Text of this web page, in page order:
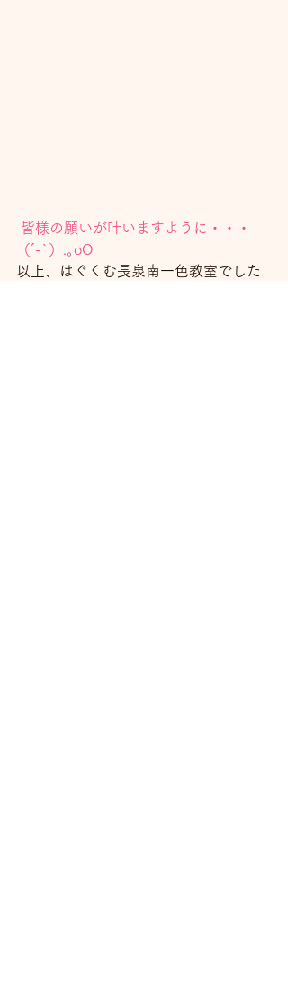
皆様の願いが叶いますように・・・
（´-`）.｡oO
以上、はぐくむ長泉南一色教室でした